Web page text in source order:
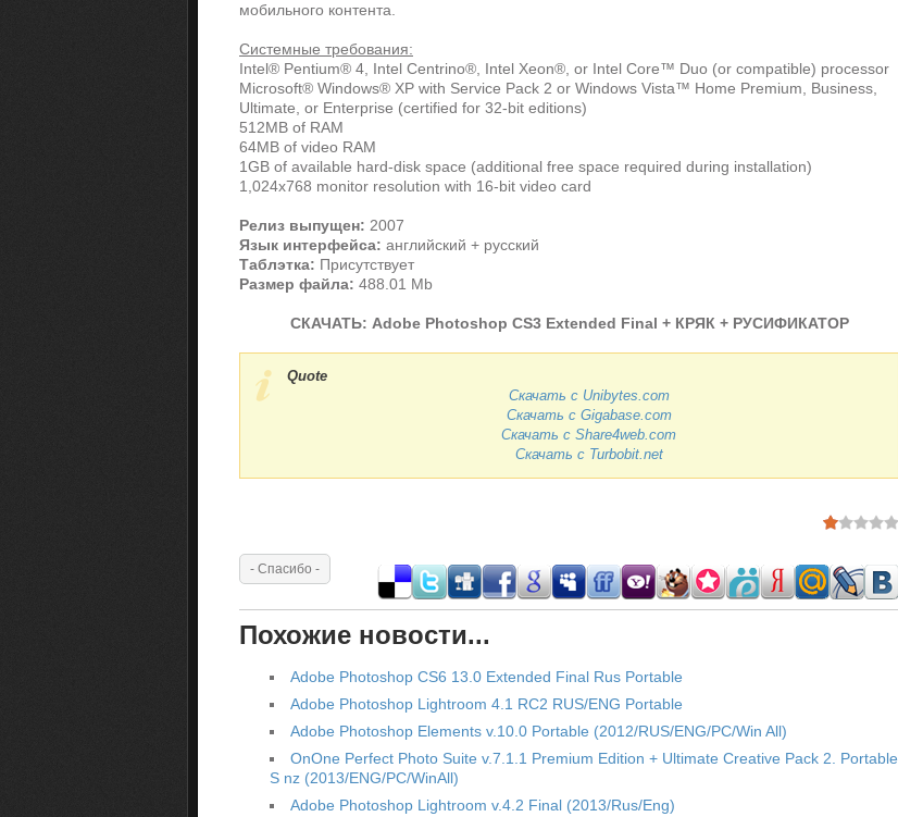
мобильного контента.
Системные требования:
Intel® Pentium® 4, Intel Centrino®, Intel Xeon®, or Intel Core™ Duo (or compatible) processor
Microsoft® Windows® XP with Service Pack 2 or Windows Vista™ Home Premium, Business,
Ultimate, or Enterprise (certified for 32-bit editions)
512MB of RAM
64MB of video RAM
1GB of available hard-disk space (additional free space required during installation)
1,024x768 monitor resolution with 16-bit video card
Релиз выпущен: 2007
Язык интерфейса: английский + русский
Таблэтка: Присутствует
Размер файла: 488.01 Mb
СКАЧАТЬ: Adobe Photoshop CS3 Extended Final + КРЯК + РУСИФИКАТОР
Quote
Скачать с Unibytes.com
Скачать с Gigabase.com
Скачать с Share4web.com
Скачать с Turbobit.net
Похожие новости...
Adobe Photoshop CS6 13.0 Extended Final Rus Portable
Adobe Photoshop Lightroom 4.1 RC2 RUS/ENG Portable
Adobe Photoshop Elements v.10.0 Portable (2012/RUS/ENG/PC/Win All)
OnOne Perfect Photo Suite v.7.1.1 Premium Edition + Ultimate Creative Pack 2. Portable
S nz (2013/ENG/PC/WinAll)
Adobe Photoshop Lightroom v.4.2 Final (2013/Rus/Eng)